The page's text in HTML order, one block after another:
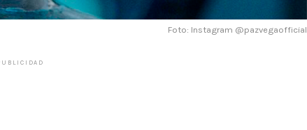
Foto: Instagram @pazvegaofficial